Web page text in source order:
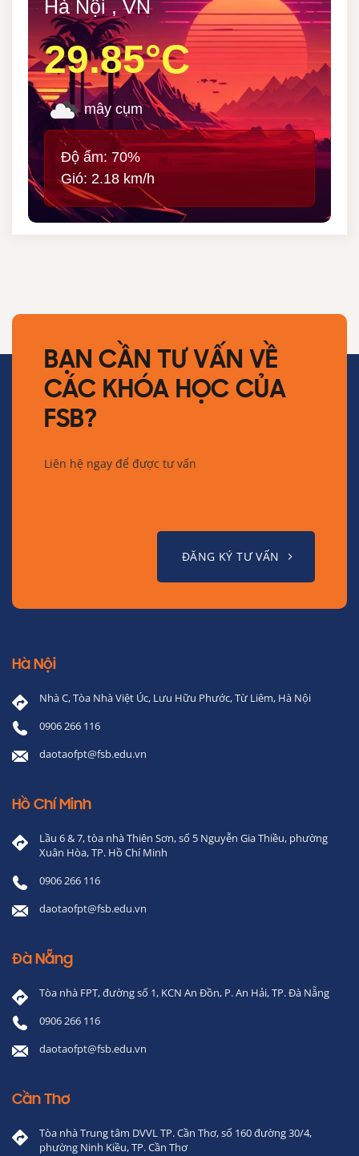
Hà Nội , VN
29.85°C
mây cụm
Độ ẩm: 70%
Gió: 2.18 km/h
BẠN CẦN TƯ VẤN VỀ
CÁC KHÓA HỌC CỦA
FSB?
Liên hệ ngay để được tư vấn
ĐĂNG KÝ TƯ VẤN
Hà Nội
Nhà C, Tòa Nhà Việt Úc, Lưu Hữu Phước, Từ Liêm, Hà Nội
0906 266 116
daotaofpt@fsb.edu.vn
Hồ Chí Minh
Lầu 6 & 7, tòa nhà Thiên Sơn, số 5 Nguyễn Gia Thiều, phường
Xuân Hòa, TP. Hồ Chí Minh
0906 266 116
daotaofpt@fsb.edu.vn
Đà Nẵng
Tòa nhà FPT, đường số 1, KCN An Đồn, P. An Hải, TP. Đà Nẵng
0906 266 116
daotaofpt@fsb.edu.vn
Cần Thơ
Tòa nhà Trung tâm DVVL TP. Cần Thơ, số 160 đường 30/4,
phường Ninh Kiều, TP. Cần Thơ